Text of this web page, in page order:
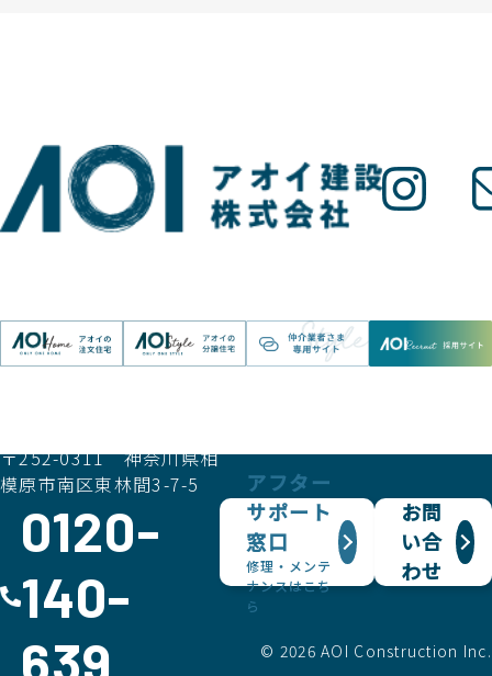
〒252-0311 神奈川県相
模原市南区東林間3-7-5
0120-
140-
639
アフター
サポート
窓口
修理・メンテ
ナンスはこち
ら
お問
い合
わせ
© 2026 AOI Construction Inc.